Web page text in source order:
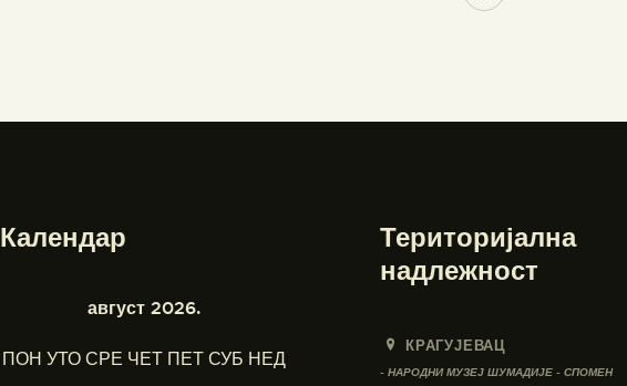
Календар
август 2026.
ПОН УТО СРЕ ЧЕТ ПЕТ СУБ НЕД
Територијална
надлежност
КРАГУЈЕВАЦ
- НАРОДНИ МУЗЕЈ ШУМАДИЈЕ - СПОМЕН